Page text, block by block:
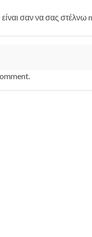
σαν να σας στέλνω